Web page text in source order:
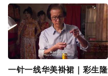
一针一线华美褂裙｜彩生隆